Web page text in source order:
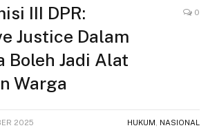
III DPR:
Justice Dalam
Boleh Jadi Alat
Warga
0
2025 HUKUM NASIONAL